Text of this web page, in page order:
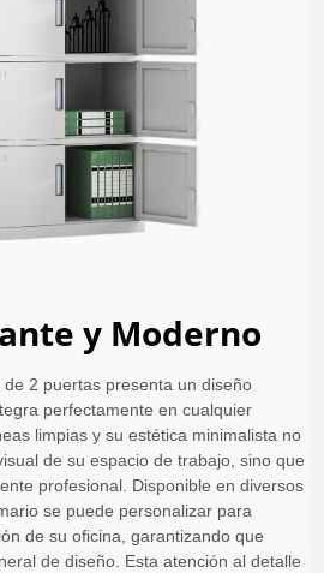
y Moderno
2 puertas presenta un diseño
perfectamente en cualquier
limpias y su estética minimalista no
de su espacio de trabajo, sino que
profesional. Disponible en diversos
se puede personalizar para
de su oficina, garantizando que
de diseño. Esta atención al detalle